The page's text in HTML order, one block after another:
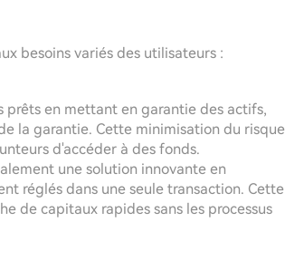
besoins variés des utilisateurs :
en mettant en garantie des actifs,
la garantie. Cette minimisation du risque
d'accéder à des fonds.
une solution innovante en
réglés dans une seule transaction. Cette
de capitaux rapides sans les processus